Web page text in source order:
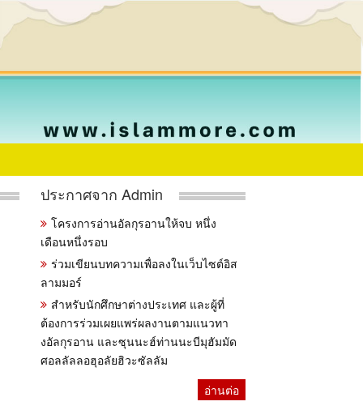
ประกาศจาก Admin
โครงการอ่านอัลกุรอานให้จบ หนึ่ง
เดือนหนึ่งรอบ
ร่วมเขียนบทความเพื่อลงในเว็บไซต์อิส
ลามมอร์
สำหรับนักศึกษาต่างประเทศ และผู้ที่
ต้องการร่วมเผยแพร่ผลงานตามแนวทา
งอัลกุรอาน และซุนนะฮ์ท่านนะบีมุฮัมมัด
ศอลลัลลอฮุอลัยฮิวะซัลลัม
อ่านต่อ